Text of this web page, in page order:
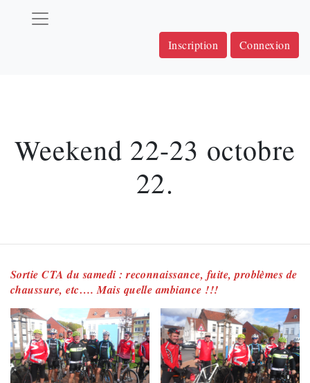
Inscription Connexion
Weekend 22-23 octobre
22.
Sortie CTA du samedi : reconnaissance, fuite, problèmes de
chaussure, etc…. Mais quelle ambiance !!!